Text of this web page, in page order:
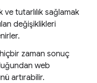
ve tutarlılık sağlamak
değişiklikleri
zaman sonuç
web
artırabilir.